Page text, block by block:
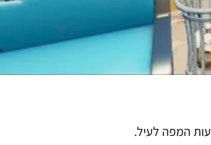
המפה לעיל.